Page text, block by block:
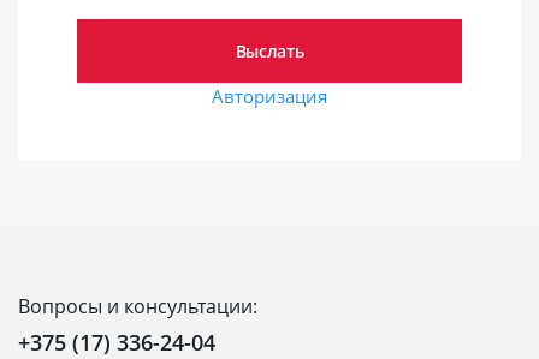
Авторизация
Вопросы и консультации:
+375 (17) 336-24-04